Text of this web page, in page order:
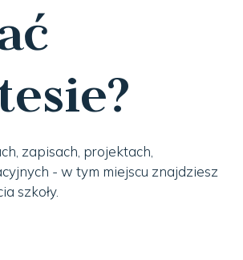
zapisach, projektach,
- w tym miejscu znajdziesz
szkoły.